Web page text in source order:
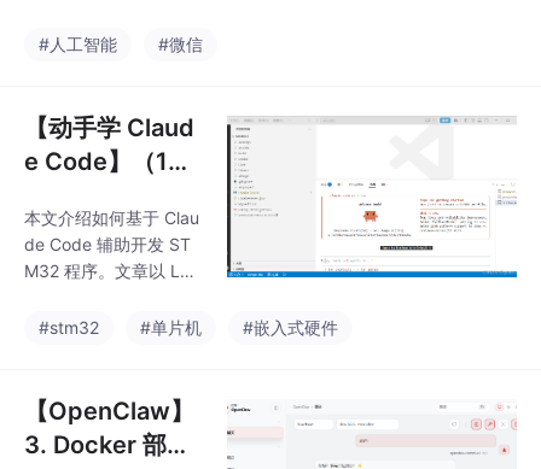
装、扫码登录、Channe
信远程查看目录、读取
文件、解释代码和处理
简单编程任务。
#人工智能 #微信
【动手学 Claud
e Code】（1
Code 开发 STM
32 程序
本文介绍如何基于 Clau
de Code 辅助开发 ST
M32 程序。文章以 LED
建 STM32 工程、配置
de 解析工程结构与程序
代码，并辅助编写和修
改 LED 闪烁程序。最后
#stm32 #单片机 #嵌入式硬件
【OpenClaw】
3. Docker 部署